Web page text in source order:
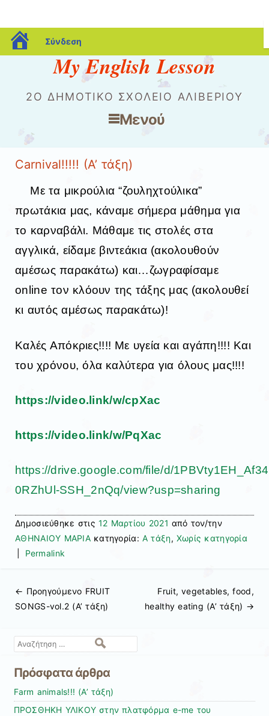
blogs.sch.gr
Σύνδεση
My English Lesson
2O ΔΗΜΟΤΙΚΌ ΣΧΟΛΕΊΟ ΑΛΙΒΕΡΊΟΥ
Μενού
Μετάβαση στο περιεχόμενο
Carnival!!!!! (Α’ τάξη)
Με τα μικρούλια “ζουληχτούλικα”
πρωτάκια μας, κάναμε σήμερα μάθημα για
το καρναβάλι. Μάθαμε τις στολές στα
αγγλικά, είδαμε βιντεάκια (ακολουθούν
αμέσως παρακάτω) και…ζωγραφίσαμε
online τον κλόουν της τάξης μας (ακολουθεί
κι αυτός αμέσως παρακάτω)!
Καλές Απόκριες!!!! Με υγεία και αγάπη!!!! Και
του χρόνου, όλα καλύτερα για όλους μας!!!!
https://video.link/w/cpXac
https://video.link/w/PqXac
https://drive.google.com/file/d/
0RZhUl-SSH_2nQq/view?usp=sharing
Δημοσιεύθηκε στις 12 Μαρτίου 2021 από τον/την
ΑΘΗΝΑΙΟΥ ΜΑΡΙΑκατηγορία: Α τάξη, Χωρίς κατηγορία
Permalink
Πλοήγηση άρθρων
← Προηγούμενo FRUIT
SONGS-vol.2 (Α’ τάξη)
Fruit, vegetables, food,
healthy eating (Α’ τάξη) →
Αναζήτηση
Πρόσφατα άρθρα
Farm animals!!! (Α’ τάξη)
ΠΡΟΣΘΗΚΗ ΥΛΙΚΟΥ στην πλατφόρμα e-me του